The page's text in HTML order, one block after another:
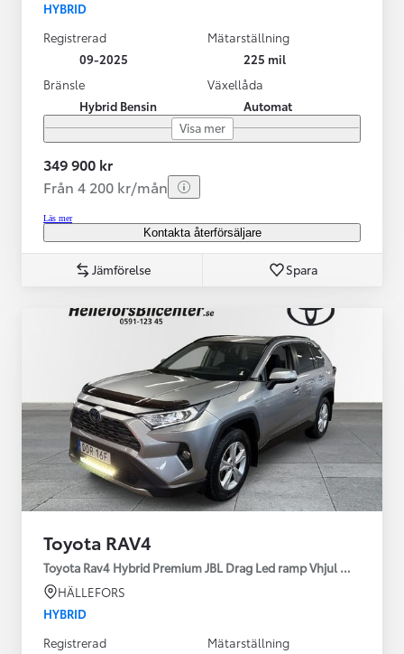
HYBRID
Registrerad
09-2025
Mätarställning
225 mil
Bränsle
Hybrid Bensin
Växellåda
Automat
Visa mer
349 900 kr
Från 4 200 kr/mån
Läs mer
Kontakta återförsäljare
Jämförelse Spara
Toyota RAV4
Toyota Rav4 Hybrid Premium JBL Drag Led ramp Vhjul motorv
HÄLLEFORS
HYBRID
Registrerad
Mätarställning